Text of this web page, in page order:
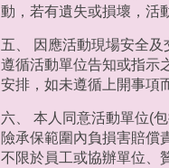
動，若有遺失或損壞，活
五、 因應活動現場安全
遵循活動單位告知或指示
安排，如未遵循上開事項
六、 本人同意活動單位(
險承保範圍內負損害賠償
不限於員工或協辦單位、